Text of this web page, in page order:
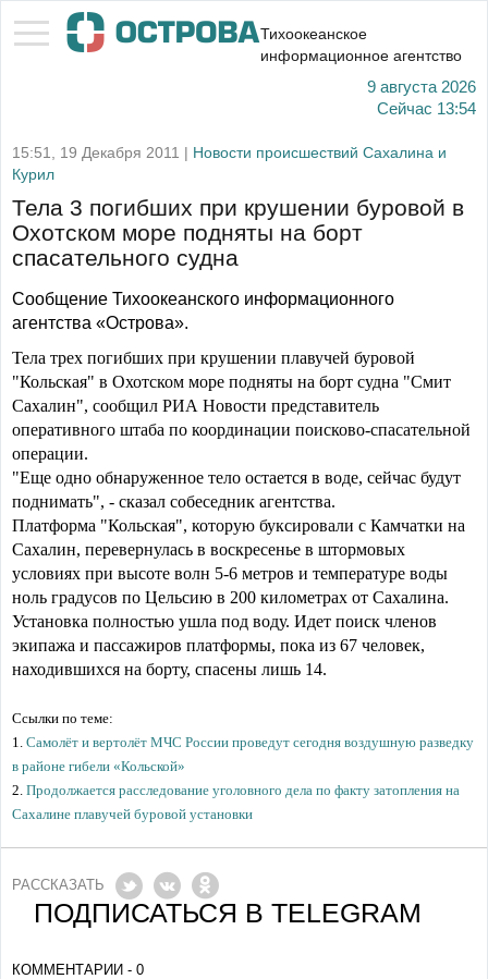
Тихоокеанское
информационное агентство
9 августа 2026
Сейчас 13:54
15:51, 19 Декабря 2011 | Новости происшествий Сахалина и
Курил
Тела 3 погибших при крушении буровой в
Охотском море подняты на борт
спасательного судна
Сообщение Тихоокеанского информационного
агентства «Острова».
Тела трех погибших при крушении плавучей буровой
"Кольская" в Охотском море подняты на борт судна "Смит
Сахалин", сообщил РИА Новости представитель
оперативного штаба по координации поисково-спасательной
операции.
"Еще одно обнаруженное тело остается в воде, сейчас будут
поднимать", - сказал собеседник агентства.
Платформа "Кольская", которую буксировали с Камчатки на
Сахалин, перевернулась в воскресенье в штормовых
условиях при высоте волн 5-6 метров и температуре воды
ноль градусов по Цельсию в 200 километрах от Сахалина.
Установка полностью ушла под воду. Идет поиск членов
экипажа и пассажиров платформы, пока из 67 человек,
находившихся на борту, спасены лишь 14.
Ссылки по теме:
1. Самолёт и вертолёт МЧС России проведут сегодня воздушную разведку
в районе гибели «Кольской»
2. Продолжается расследование уголовного дела по факту затопления на
Сахалине плавучей буровой установки
РАССКАЗАТЬ
ПОДПИСАТЬСЯ В TELEGRAM
КОММЕНТАРИИ - 0